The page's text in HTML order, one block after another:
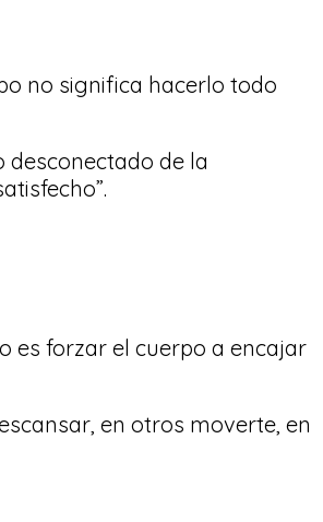
no significa hacerlo todo
desconectado de la
es forzar el cuerpo a encajar
en otros moverte, en